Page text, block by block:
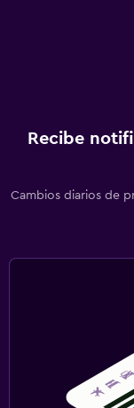
Recibe
Cambios diarios de